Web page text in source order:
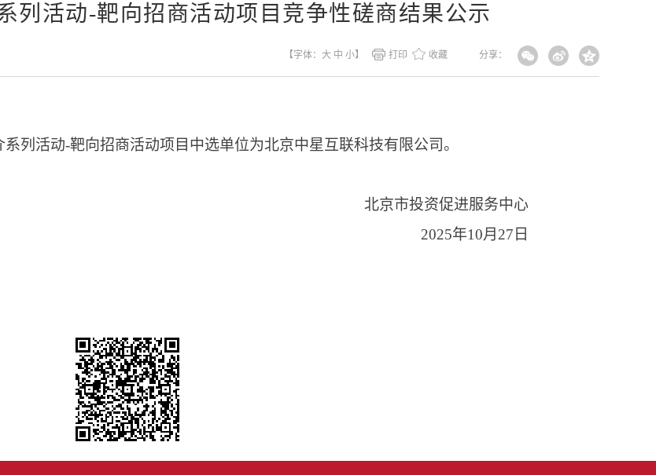
列活动-靶向招商活动项目竞争性磋商结果公示
分享：
【字体： 大 中 小】 打印 收藏
列活动-靶向招商活动项目中选单位为北京中星互联科技有限公司。
北京市投资促进服务中心
2025年10月27日